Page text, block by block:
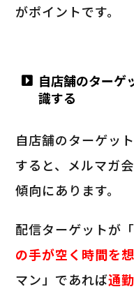
がポイントです。
自店舗のターゲ
識する
自店舗のターゲッ
すると、メルマガ
傾向にあります。
配信ターゲットが
の手が空く時間を
マン」であれば通